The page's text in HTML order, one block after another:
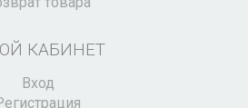
КАБИНЕТ
Вход